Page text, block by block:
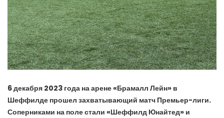
6 декабря 2023 года на арене «Брамалл Лейн» в
Шеффилде прошел захватывающий матч Премьер-лиги.
Соперниками на поле стали «Шеффилд Юнайтед» и